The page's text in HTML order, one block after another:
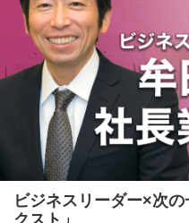
ビジネスリーダー×次